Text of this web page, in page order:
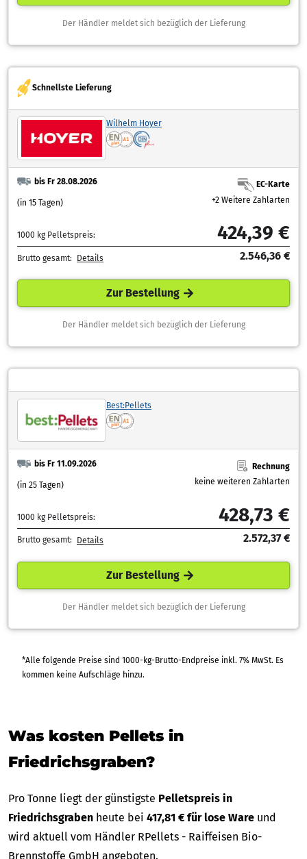
Der Händler meldet sich bezüglich der Lieferung
Schnellste Lieferung
Wilhelm Hoyer
bis Fr 28.08.2026
(in 15 Tagen)
EC-Karte
+2 Weitere Zahlarten
1000 kg Pelletspreis: 424,39 €
Brutto gesamt: Details 2.546,36 €
Zur Bestellung
Der Händler meldet sich bezüglich der Lieferung
Best:Pellets
bis Fr 11.09.2026
(in 25 Tagen)
Rechnung
keine weiteren Zahlarten
1000 kg Pelletspreis: 428,73 €
Brutto gesamt: Details 2.572,37 €
Zur Bestellung
Der Händler meldet sich bezüglich der Lieferung
*Alle folgende Preise sind 1000-kg-Brutto-Endpreise inkl. 7% MwSt. Es
kommen keine Aufschläge hinzu.
Was kosten Pellets in
Friedrichsgraben?
Pro Tonne liegt der günstigste Pelletspreis in
Friedrichsgraben heute bei 417,81 € für lose Ware und
wird aktuell vom Händler RPellets - Raiffeisen Bio-
Brennstoffe GmbH angeboten.